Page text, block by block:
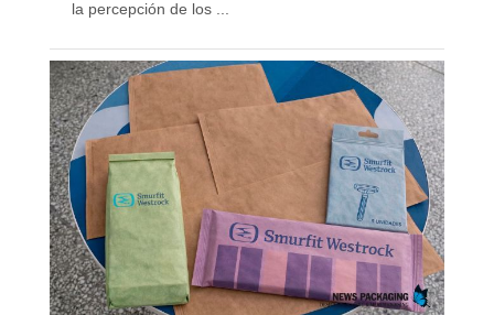
la percepción de los ...